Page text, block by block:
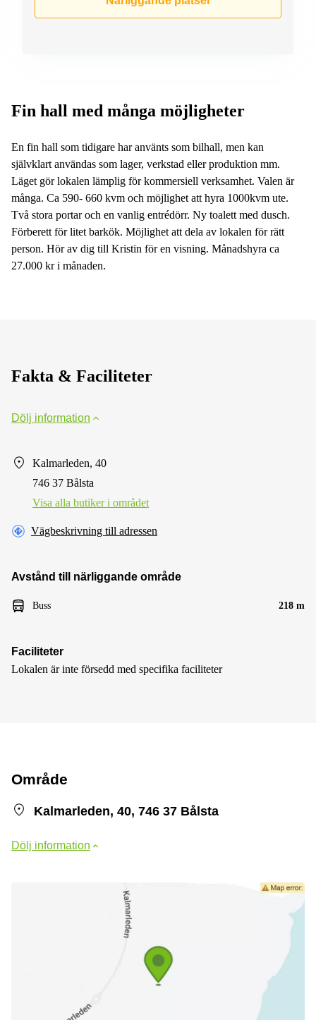
Fin hall med många möjligheter
En fin hall som tidigare har använts som bilhall, men kan
självklart användas som lager, verkstad eller produktion mm.
Läget gör lokalen lämplig för kommersiell verksamhet. Valen är
många. Ca 590- 660 kvm och möjlighet att hyra 1000kvm ute.
Två stora portar och en vanlig entrédörr. Ny toalett med dusch.
Förberett för litet barkök. Möjlighet att dela av lokalen för rätt
person. Hör av dig till Kristin för en visning. Månadshyra ca
27.000 kr i månaden.
Fakta & Faciliteter
Dölj information
Kalmarleden, 40
746 37 Bålsta
Visa alla butiker i området
Vägbeskrivning till adressen
Avstånd till närliggande område
Buss 218 m
Faciliteter
Lokalen är inte försedd med specifika faciliteter
Område
Kalmarleden, 40, 746 37 Bålsta
Dölj information